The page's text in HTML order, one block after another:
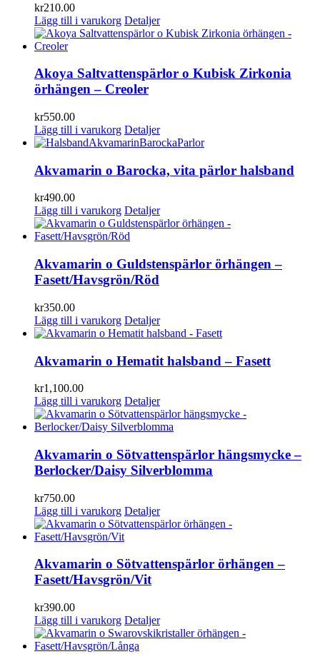
kr210.00
Lägg till i varukorg Detaljer
Akoya Saltvattenspärlor o Kubisk Zirkonia
örhängen – Creoler
kr550.00
Lägg till i varukorg Detaljer
Akvamarin o Barocka, vita pärlor halsband
kr490.00
Lägg till i varukorg Detaljer
Akvamarin o Guldstenspärlor örhängen –
Fasett/Havsgrön/Röd
kr350.00
Lägg till i varukorg Detaljer
Akvamarin o Hematit halsband – Fasett
kr1,100.00
Lägg till i varukorg Detaljer
Akvamarin o Sötvattenspärlor hängsmycke –
Berlocker/Daisy Silverblomma
kr750.00
Lägg till i varukorg Detaljer
Akvamarin o Sötvattenspärlor örhängen –
Fasett/Havsgrön/Vit
kr390.00
Lägg till i varukorg Detaljer